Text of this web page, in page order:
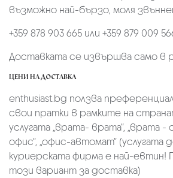
възможно най-бързо, моля
+359 878 903 665 или +359 879 009
Доставката се извършва само в
ЦЕНИ НА ДОСТАВКА
enthusiast.bg ползва
свои пратки в рамките на
услугата „врата- врата“, „врата -
офис“, „офис-автомат“ (услугата
куриерската фирма е най-евтин!
този вариант за доставка)